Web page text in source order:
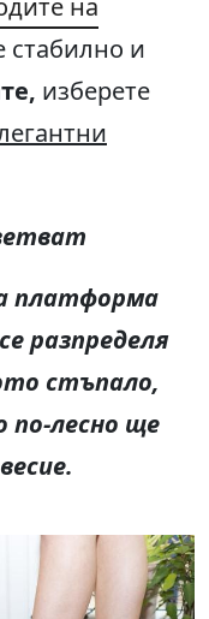
на
стабилно и
изберете
платформа
разпределя
стъпало,
по-лесно ще